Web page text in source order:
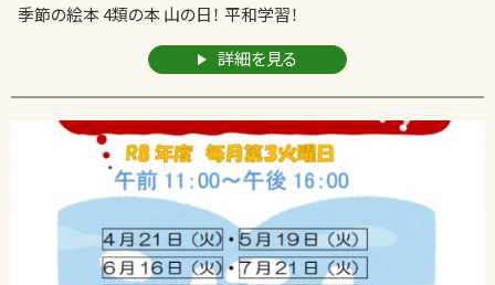
季節の絵本 4類の本 山の日！ 平和学習！
詳細を見る